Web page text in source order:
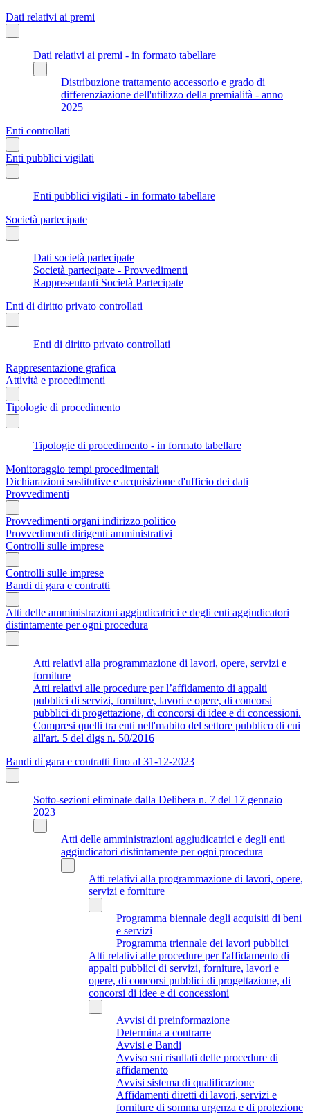
Dati relativi ai premi
Dati relativi ai premi - in formato tabellare
Distribuzione trattamento accessorio e grado di
differenziazione dell'utilizzo della premialità - anno
2025
Enti controllati
Enti pubblici vigilati
Enti pubblici vigilati - in formato tabellare
Società partecipate
Dati società partecipate
Società partecipate - Provvedimenti
Rappresentanti Società Partecipate
Enti di diritto privato controllati
Enti di diritto privato controllati
Rappresentazione grafica
Attività e procedimenti
Tipologie di procedimento
Tipologie di procedimento - in formato tabellare
Monitoraggio tempi procedimentali
Dichiarazioni sostitutive e acquisizione d'ufficio dei dati
Provvedimenti
Provvedimenti organi indirizzo politico
Provvedimenti dirigenti amministrativi
Controlli sulle imprese
Controlli sulle imprese
Bandi di gara e contratti
Atti delle amministrazioni aggiudicatrici e degli enti aggiudicatori
distintamente per ogni procedura
Atti relativi alla programmazione di lavori, opere, servizi e
forniture
Atti relativi alle procedure per l’affidamento di appalti
pubblici di servizi, forniture, lavori e opere, di concorsi
pubblici di progettazione, di concorsi di idee e di concessioni.
Compresi quelli tra enti nell'mabito del settore pubblico di cui
all'art. 5 del dlgs n. 50/2016
Bandi di gara e contratti fino al 31-12-2023
Sotto-sezioni eliminate dalla Delibera n. 7 del 17 gennaio
2023
Atti delle amministrazioni aggiudicatrici e degli enti
aggiudicatori distintamente per ogni procedura
Atti relativi alla programmazione di lavori, opere,
servizi e forniture
Programma biennale degli acquisiti di beni
e servizi
Programma triennale dei lavori pubblici
Atti relativi alle procedure per l'affidamento di
appalti pubblici di servizi, forniture, lavori e
opere, di concorsi pubblici di progettazione, di
concorsi di idee e di concessioni
Avvisi di preinformazione
Determina a contrarre
Avvisi e Bandi
Avviso sui risultati delle procedure di
affidamento
Avvisi sistema di qualificazione
Affidamenti diretti di lavori, servizi e
forniture di somma urgenza e di protezione